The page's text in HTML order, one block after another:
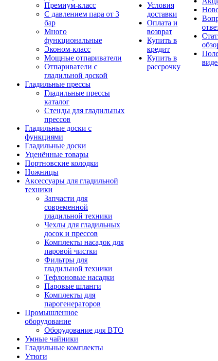
Премиум-класс
С давлением пара от 3
бар
Много
функциональные
Эконом-класс
Мощные отпариватели
Отпариватели с
гладильной доской
Гладильные прессы
Гладильные прессы
каталог
Стенды для гладильных
прессов
Гладильные доски с
функциями
Гладильные доски
Уценённые товары
Портновские колодки
Ножницы
Аксессуары для гладильной
техники
Запчасти для
современной
гладильной техники
Чехлы для гладильных
досок и прессов
Комплекты насадок для
паровой чистки
Фильтры для
гладильной техники
Тефлоновые насадки
Паровые шланги
Комплекты для
парогенераторов
Промышленное
оборудование
Оборудование для ВТО
Умные чайники
Гладильные комплекты
Утюги
Условия
доставки
Оплата и
возврат
Купить в
кредит
Купить в
рассрочку